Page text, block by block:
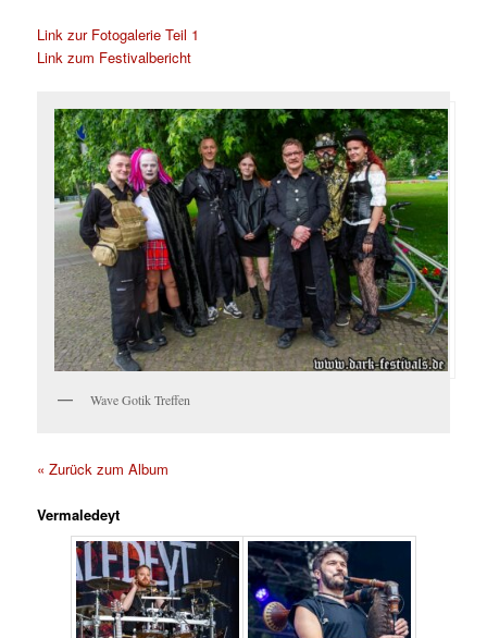
Link zur Fotogalerie Teil 1
Link zum Festivalbericht
Wave Gotik Treffen
« Zurück zum Album
Vermaledeyt